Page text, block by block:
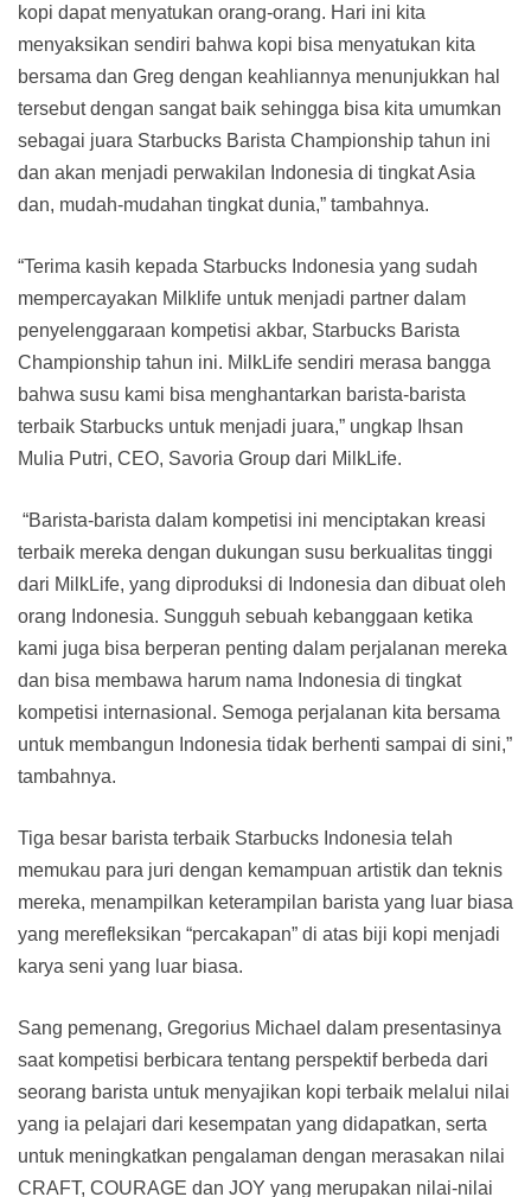
kopi dapat menyatukan orang-orang. Hari ini kita
menyaksikan sendiri bahwa kopi bisa menyatukan kita
bersama dan Greg dengan keahliannya menunjukkan hal
tersebut dengan sangat baik sehingga bisa kita umumkan
sebagai juara Starbucks Barista Championship tahun ini
dan akan menjadi perwakilan Indonesia di tingkat Asia
dan, mudah-mudahan tingkat dunia,” tambahnya.
“Terima kasih kepada Starbucks Indonesia yang sudah
mempercayakan Milklife untuk menjadi partner dalam
penyelenggaraan kompetisi akbar, Starbucks Barista
Championship tahun ini. MilkLife sendiri merasa bangga
bahwa susu kami bisa menghantarkan barista-barista
terbaik Starbucks untuk menjadi juara,” ungkap Ihsan
Mulia Putri, CEO, Savoria Group dari MilkLife.
“Barista-barista dalam kompetisi ini menciptakan kreasi
terbaik mereka dengan dukungan susu berkualitas tinggi
dari MilkLife, yang diproduksi di Indonesia dan dibuat oleh
orang Indonesia. Sungguh sebuah kebanggaan ketika
kami juga bisa berperan penting dalam perjalanan mereka
dan bisa membawa harum nama Indonesia di tingkat
kompetisi internasional. Semoga perjalanan kita bersama
untuk membangun Indonesia tidak berhenti sampai di sini,”
tambahnya.
Tiga besar barista terbaik Starbucks Indonesia telah
memukau para juri dengan kemampuan artistik dan teknis
mereka, menampilkan keterampilan barista yang luar biasa
yang merefleksikan “percakapan” di atas biji kopi menjadi
karya seni yang luar biasa.
Sang pemenang, Gregorius Michael dalam presentasinya
saat kompetisi berbicara tentang perspektif berbeda dari
seorang barista untuk menyajikan kopi terbaik melalui nilai
yang ia pelajari dari kesempatan yang didapatkan, serta
untuk meningkatkan pengalaman dengan merasakan nilai
CRAFT, COURAGE dan JOY yang merupakan nilai-nilai